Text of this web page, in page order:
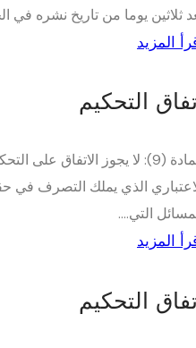
ثلاثين يوما من تاريخ نشره في
المزيد
التحكيم
المادة (9): لا يجوز الاتفاق
الذي يملك التصرف في
التي....
المزيد
التحكيم